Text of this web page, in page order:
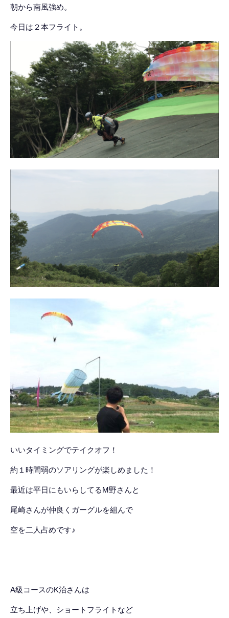
朝から南風強め。
今日は２本フライト。
いいタイミングでテイクオフ！
約１時間弱のソアリングが楽しめました！
最近は平日にもいらしてるM野さんと
尾崎さんが仲良くガーグルを組んで
空を二人占めです♪
A級コースのK治さんは
立ち上げや、ショートフライトなど